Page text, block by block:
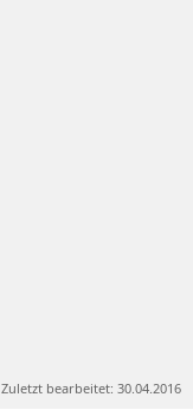
Zuletzt bearbeitet: 30.04.2016